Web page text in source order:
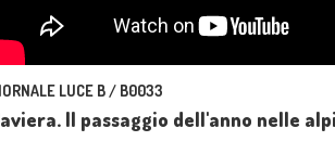
LUCE B / B0033
Il passaggio dell'anno nelle